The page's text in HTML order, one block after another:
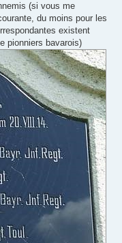
(si vous me
du moins pour les
existent
pionniers bavarois)